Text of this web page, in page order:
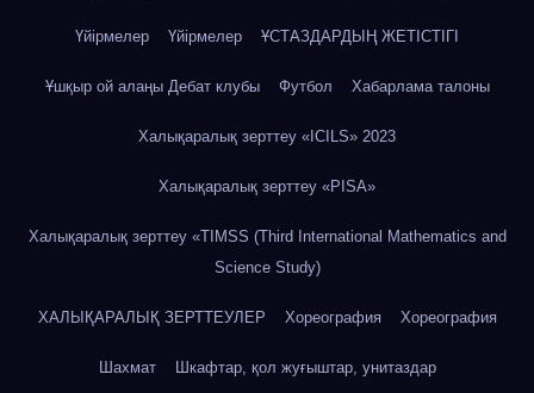
Үйірмелер Үйірмелер ҰСТАЗДАРДЫҢ ЖЕТІСТІГІ
Ұшқыр ой алаңы Дебат клубы Футбол Хабарлама талоны
Халықаралық зерттеу «IСILS» 2023
Халықаралық зерттеу «PISA»
Халықаралық зерттеу «TIMSS (Third International Mathematics and
Science Study)
ХАЛЫҚАРАЛЫҚ ЗЕРТТЕУЛЕР Хореография Хореография
Шахмат Шкафтар, қол жуғыштар, унитаздар